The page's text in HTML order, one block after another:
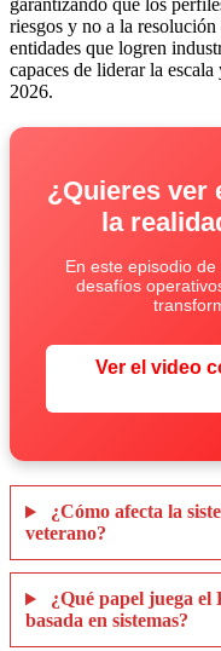
garantizando que los
riesgos y no a la
entidades que logren
capaces de liderar la
2026.
¿Quieres ver
la
En este episodio
desafíos
Ver el video
¿Cómo afecta la
veterano?
¿Qué papel juega
basada en sistemas?